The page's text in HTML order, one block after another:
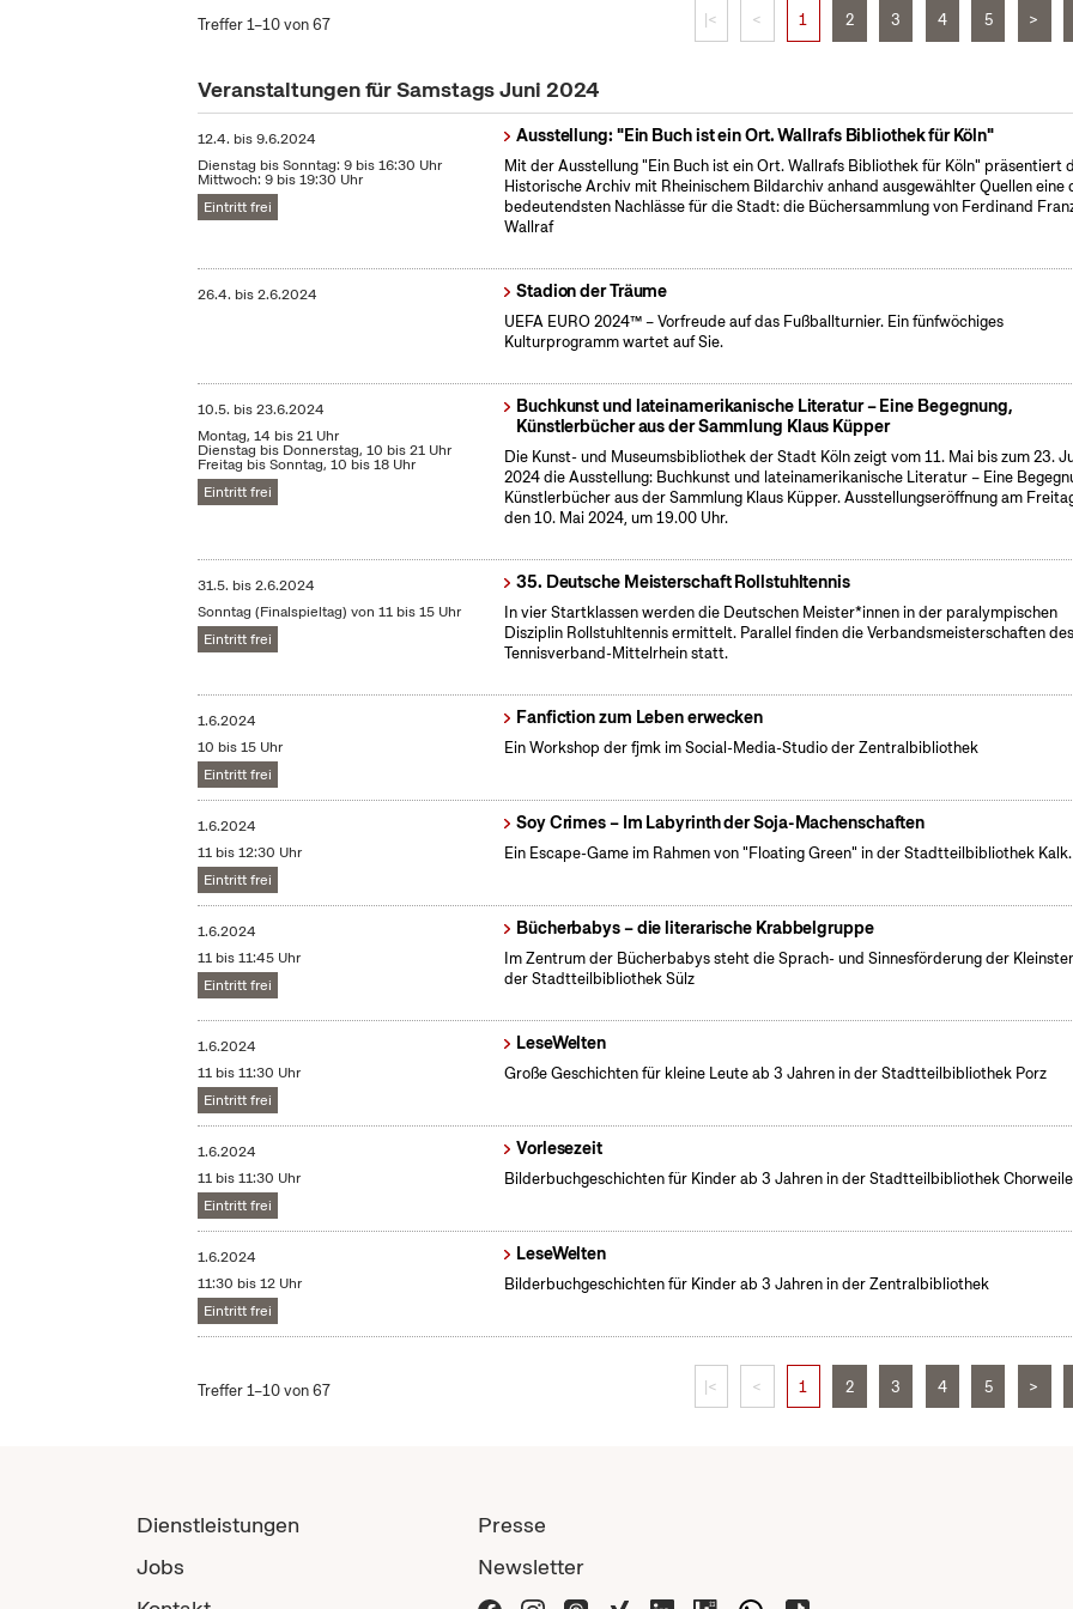
Treffer 1–10 von 67 |< < 1 2 3 4 5 >
Veranstaltungen für Samstags Juni 2024
12.4. bis9.6.2024
Dienstag bis Sonntag: 9 bis 16:30 Uhr
Mittwoch: 9 bis 19:30 Uhr
Eintritt frei
Ausstellung: "Ein Buch ist ein Ort. Wallrafs Bibliothek für Köln"
Mit der Ausstellung "Ein Buch ist ein Ort. Wallrafs Bibliothek für Köln" präsentiert
Historische Archiv mit Rheinischem Bildarchiv anhand ausgewählter Quellen eine
bedeutendsten Nachlässe für die Stadt: die Büchersammlung von Ferdinand
Wallraf
26.4. bis2.6.2024 Stadion der Träume
UEFA EURO 2024™ – Vorfreude auf das Fußballturnier. Ein fünfwöchiges
Kulturprogramm wartet auf Sie.
10.5. bis23.6.2024
Montag, 14 bis 21 Uhr
Dienstag bis Donnerstag, 10 bis 21 Uhr
Freitag bis Sonntag, 10 bis 18 Uhr
Eintritt frei
Buchkunst und lateinamerikanische Literatur – Eine Begegnung,
Künstlerbücher aus der Sammlung Klaus Küpper
Die Kunst- und Museumsbibliothek der Stadt Köln zeigt vom 11. Mai bis zum 23.
2024 die Ausstellung: Buchkunst und lateinamerikanische Literatur – Eine
Künstlerbücher aus der Sammlung Klaus Küpper. Ausstellungseröffnung am
den 10. Mai 2024, um 19.00 Uhr.
31.5. bis2.6.2024
Sonntag (Finalspieltag) von 11 bis 15 Uhr
Eintritt frei
35. Deutsche Meisterschaft Rollstuhltennis
In vier Startklassen werden die Deutschen Meister*innen in der paralympischen
Disziplin Rollstuhltennis ermittelt. Parallel finden die Verbandsmeisterschaften
Tennisverband-Mittelrhein statt.
1.6.2024
10 bis 15 Uhr
Eintritt frei
Fanfiction zum Leben erwecken
Ein Workshop der fjmk im Social-Media-Studio der Zentralbibliothek
1.6.2024
11 bis 12:30 Uhr
Eintritt frei
Soy Crimes – Im Labyrinth der Soja-Machenschaften
Ein Escape-Game im Rahmen von "Floating Green" in der Stadtteilbibliothek Kalk.
1.6.2024
11 bis 11:45 Uhr
Eintritt frei
Bücherbabys – die literarische Krabbelgruppe
Im Zentrum der Bücherbabys steht die Sprach- und Sinnesförderung der
der Stadtteilbibliothek Sülz
1.6.2024
11 bis 11:30 Uhr
Eintritt frei
LeseWelten
Große Geschichten für kleine Leute ab 3 Jahren in der Stadtteilbibliothek Porz
1.6.2024
11 bis 11:30 Uhr
Eintritt frei
Vorlesezeit
Bilderbuchgeschichten für Kinder ab 3 Jahren in der Stadtteilbibliothek
1.6.2024
11:30 bis 12 Uhr
Eintritt frei
LeseWelten
Bilderbuchgeschichten für Kinder ab 3 Jahren in der Zentralbibliothek
Treffer 1–10 von 67 |< < 1 2 3 4 5 >
Dienstleistungen
Jobs
Presse
Newsletter